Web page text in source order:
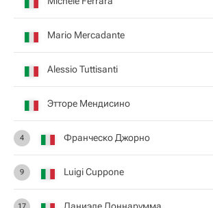
Mario Mercadante
Alessio Tuttisanti
Этторе Мендисино
4 Франческо Джорно
9 Luigi Cuppone
17